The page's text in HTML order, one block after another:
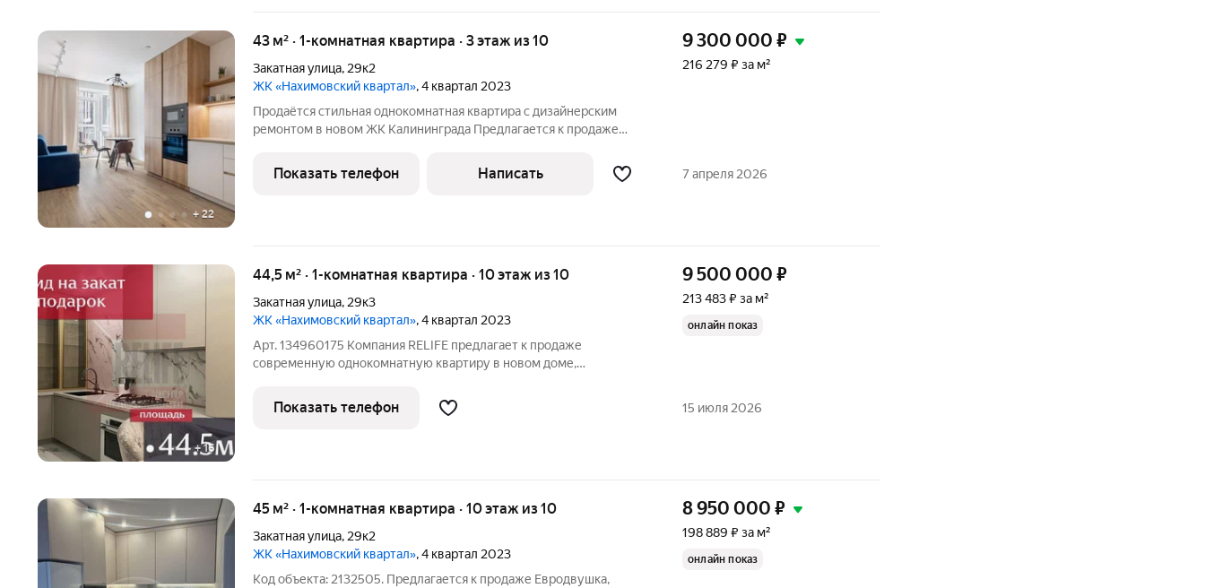
+22
43 м² · 1-комнатная квартира · 3 этаж из 10
Закатная улица, 29к2
ЖК «Нахимовский квартал», 4 квартал 2023
Продаётся стильная однокомнатная квартира с дизайнерским
ремонтом в новом ЖК Калининграда Предлагается к продаже
комплексе. Объект идеально подходит как для комфортного
проживания, так и для выгодных
9 300 000 ₽
216 279 ₽ за м²
Показать телефон Написать 7 апреля 2026
+16
44,5 м² · 1-комнатная квартира · 10 этаж из 10
Закатная улица, 29к3
ЖК «Нахимовский квартал», 4 квартал 2023
Арт. 134960175 Компания RELIFE предлагает к продаже
современную однокомнатную квартиру в новом доме,
Отличный вариант для проживания или надежного вложения
средств (большой спрос на аренду). О
9 500 000 ₽
213 483 ₽ за м²
онлайн показ
Показать телефон 15 июля 2026
45 м² · 1-комнатная квартира · 10 этаж из 10
Закатная улица, 29к2
ЖК «Нахимовский квартал», 4 квартал 2023
Код объекта: 2132505. Предлагaетcя к пpодаже Евродвушка,
8 950 000 ₽
198 889 ₽ за м²
онлайн показ